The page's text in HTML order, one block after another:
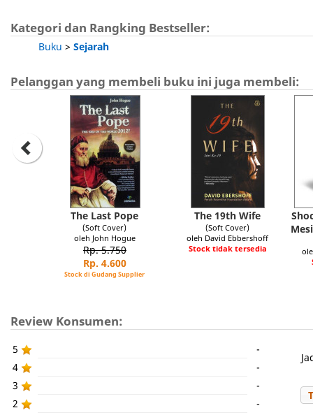
Kategori dan Rangking Bestseller:
Buku > Sejarah
Pelanggan yang membeli buku ini juga membeli:
The Last Pope
(Soft Cover)
oleh John Hogue
Rp. 5.750
Rp. 4.600
Stock di Gudang Supplier
The 19th Wife
(Soft Cover)
oleh David Ebbershoff
Stock tidak tersedia
Review Konsumen:
5
-
4
-
3
-
2
-